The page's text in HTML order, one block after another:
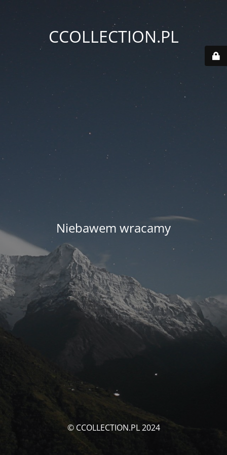
CCOLLECTION.PL
Niebawem wracamy
© CCOLLECTION.PL 2024